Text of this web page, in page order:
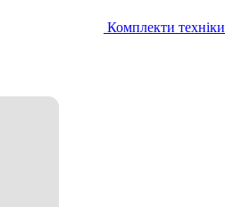
Комплекти техніки